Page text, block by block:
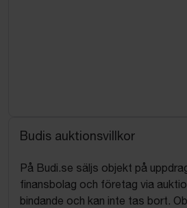
Budis auktionsvillkor
På Budi.se säljs objekt på
finansbolag och företag via
bindande och kan inte tas bort.